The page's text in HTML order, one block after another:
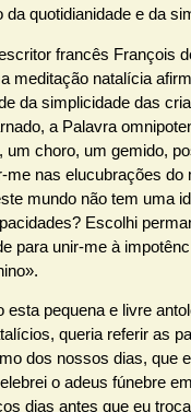
da quotidianidade e da
francês François
meditação natalícia
da simplicidade das
a Palavra
um choro, um gemido,
me nas elucubrações do
mundo não tem uma
Escolhi
para unir-me à
esta pequena e livre
queria referir as
dos nossos dias, que
o adeus fúnebre
dias antes que eu